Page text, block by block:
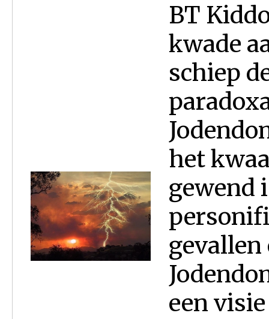
BT
kwade
schiep
het
gewend
een